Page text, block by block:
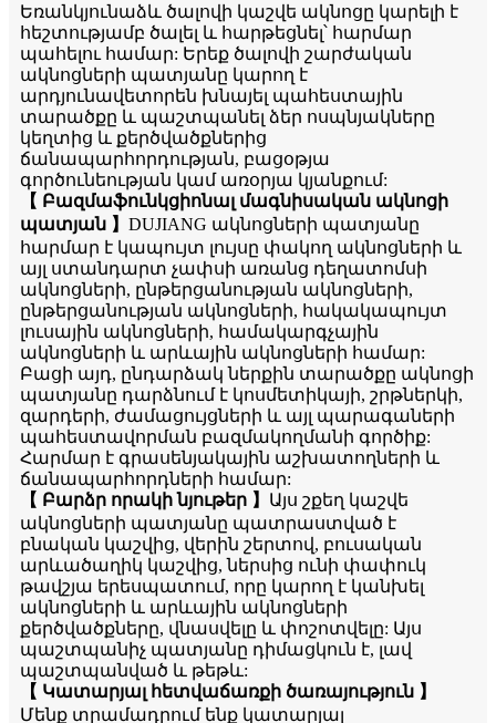
Եռանկյունաձև ծալովի կաշվե ակնոցը կարելի է
հեշտությամբ ծալել և հարթեցնել՝ հարմար
պահելու համար: Երեք ծալովի շարժական
ակնոցների պատյանը կարող է
արդյունավետորեն խնայել պահեստային
տարածքը և պաշտպանել ձեր ոսպնյակները
կեղտից և քերծվածքներից
ճանապարհորդության, բացօթյա
գործունեության կամ առօրյա կյանքում:
【 Բազմաֆունկցիոնալ մագնիսական ակնոցի
պատյան 】 DUJIANG ակնոցների պատյանը
հարմար է կապույտ լույսը փակող ակնոցների և
այլ ստանդարտ չափսի առանց դեղատոմսի
ակնոցների, ընթերցանության ակնոցների,
ընթերցանության ակնոցների, հակակապույտ
լուսային ակնոցների, համակարգչային
ակնոցների և արևային ակնոցների համար:
Բացի այդ, ընդարձակ ներքին տարածքը ակնոցի
պատյանը դարձնում է կոսմետիկայի, շրթներկի,
զարդերի, ժամացույցների և այլ պարագաների
պահեստավորման բազմակողմանի գործիք:
Հարմար է գրասենյակային աշխատողների և
ճանապարհորդների համար:
【 Բարձր որակի նյութեր 】 Այս շքեղ կաշվե
ակնոցների պատյանը պատրաստված է
բնական կաշվից, վերին շերտով, բուսական
արևածաղիկ կաշվից, ներսից ունի փափուկ
թավշյա երեսպատում, որը կարող է կանխել
ակնոցների և արևային ակնոցների
քերծվածքները, վնասվելը և փոշոտվելը: Այս
պաշտպանիչ պատյանը դիմացկուն է, լավ
պաշտպանված և թեթև:
【 Կատարյալ հետվաճառքի ծառայություն 】
Մենք տրամադրում ենք կատարյալ